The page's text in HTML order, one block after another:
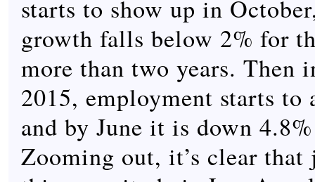
starts to show up in
growth falls below 2% for
more than two years. Then
2015, employment starts
and by June it is down
Zooming out, it’s clear that